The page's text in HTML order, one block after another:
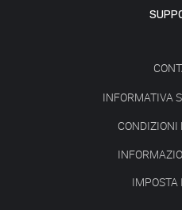
INFORMATIVA
CONDIZIONI
IMPOSTA